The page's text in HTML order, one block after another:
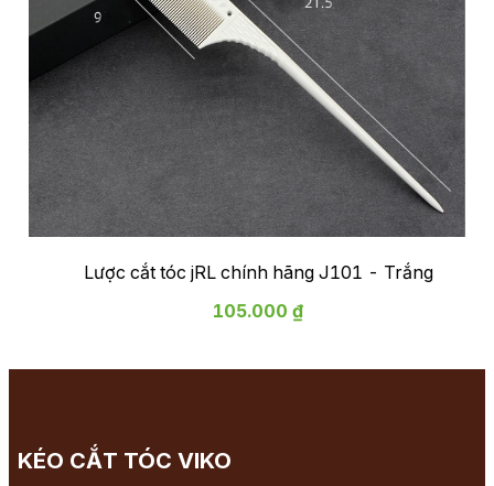
Lược cắt tóc jRL chính hãng J101 - Trắng
105.000 ₫
KÉO CẮT TÓC VIKO